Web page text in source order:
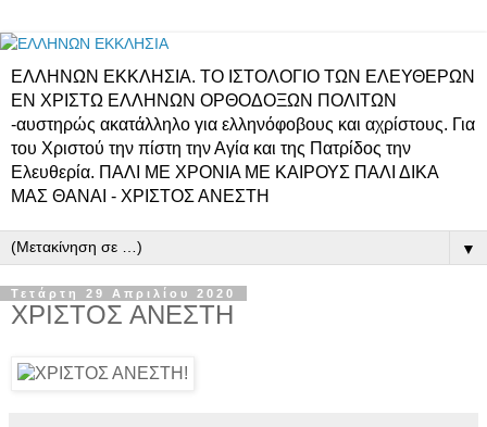
ΕΛΛΗΝΩΝ ΕΚΚΛΗΣΙΑ. ΤΟ ΙΣΤΟΛΟΓΙΟ ΤΩΝ ΕΛΕΥΘΕΡΩΝ
ΕΝ ΧΡΙΣΤΩ ΕΛΛΗΝΩΝ ΟΡΘΟΔΟΞΩΝ ΠΟΛΙΤΩΝ
-αυστηρώς ακατάλληλο για ελληνόφοβους και αχρίστους. Για
του Χριστού την πίστη την Αγία και της Πατρίδος την
Ελευθερία. ΠΑΛΙ ΜΕ ΧΡΟΝΙΑ ΜΕ ΚΑΙΡΟΥΣ ΠΑΛΙ ΔΙΚΑ
ΜΑΣ ΘΑΝΑΙ - ΧΡΙΣΤΟΣ ΑΝΕΣΤΗ
▼
Τετάρτη 29 Απριλίου 2020
ΧΡΙΣΤΟΣ ΑΝΕΣΤΗ